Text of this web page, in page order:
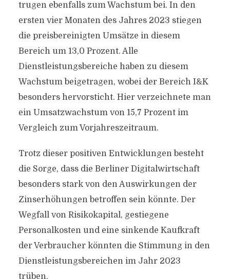
trugen ebenfalls zum Wachstum bei. In den
ersten vier Monaten des Jahres 2023 stiegen
die preisbereinigten Umsätze in diesem
Bereich um 13,0 Prozent. Alle
Dienstleistungsbereiche haben zu diesem
Wachstum beigetragen, wobei der Bereich I&K
besonders hervorsticht. Hier verzeichnete man
ein Umsatzwachstum von 15,7 Prozent im
Vergleich zum Vorjahreszeitraum.
Trotz dieser positiven Entwicklungen besteht
die Sorge, dass die Berliner Digitalwirtschaft
besonders stark von den Auswirkungen der
Zinserhöhungen betroffen sein könnte. Der
Wegfall von Risikokapital, gestiegene
Personalkosten und eine sinkende Kaufkraft
der Verbraucher könnten die Stimmung in den
Dienstleistungsbereichen im Jahr 2023
trüben.